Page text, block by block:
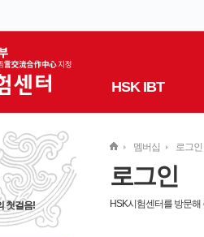
HSK IBT
첫걸음!
멤버십 로그인
로그인
HSK시험센터를 방문